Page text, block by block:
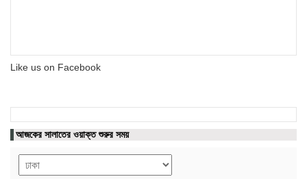
Like us on Facebook
আজকের সালাতের ওয়াক্ত শুরুর সময়